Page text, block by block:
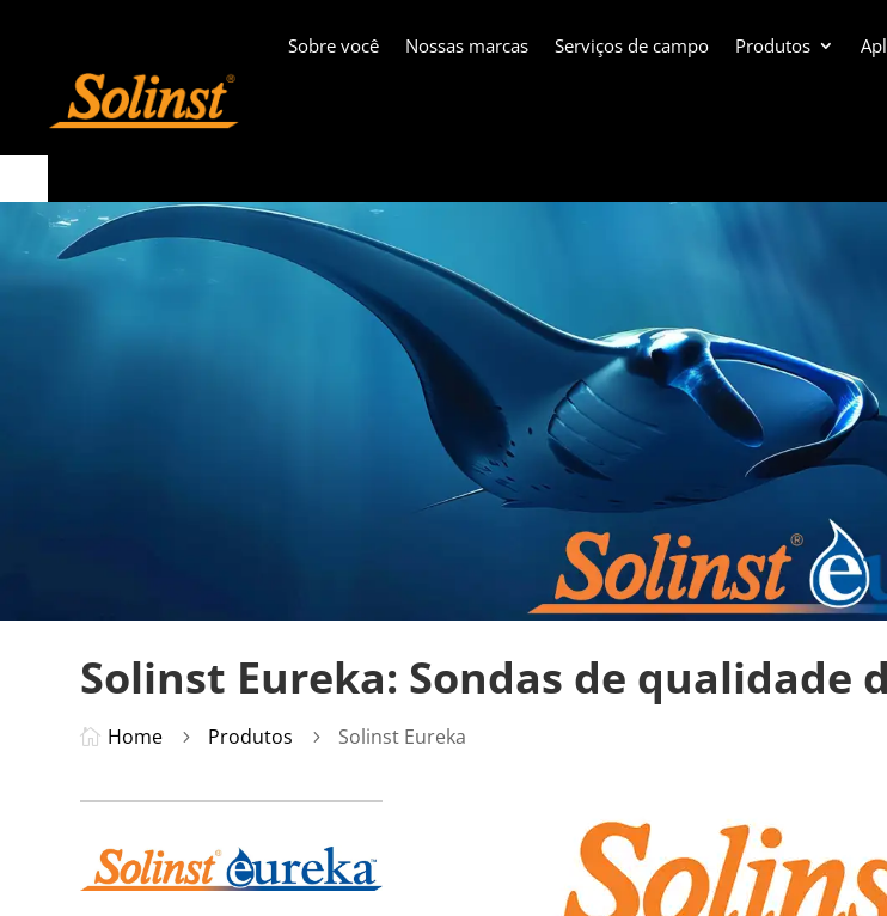
Sobre você Nossas marcas Serviços de campo Produtos
Solinst Eureka: Sondas de qualidade
 Home 5 Produtos 5 Solinst Eureka